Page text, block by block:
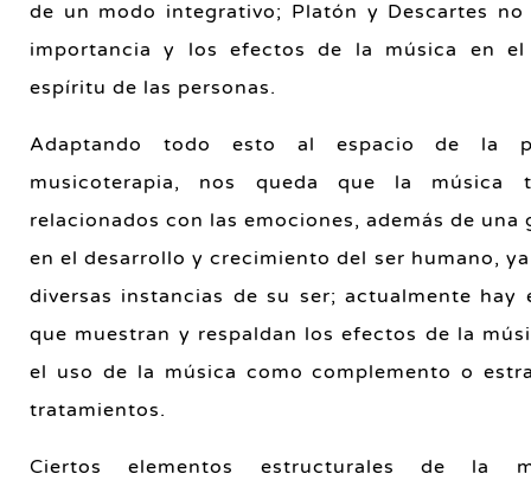
de un modo integrativo; Platón y Descartes
importancia y los efectos de la música en
espíritu de las personas.
Adaptando todo esto al espacio de la
musicoterapia, nos queda que la música
relacionados con las emociones, además de
en el desarrollo y crecimiento del ser humano,
diversas instancias de su ser; actualmente hay
que muestran y respaldan los efectos de la
el uso de la música como complemento o
tratamientos.
Ciertos elementos estructurales de la